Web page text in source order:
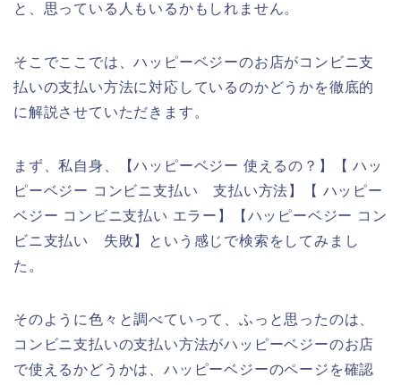
と、思っている人もいるかもしれません。
そこでここでは、ハッピーベジーのお店がコンビニ支
払いの支払い方法に対応しているのかどうかを徹底的
に解説させていただきます。
まず、私自身、【ハッピーベジー 使えるの？】【 ハッ
ピーベジー コンビニ支払い 支払い方法】【 ハッピー
ベジー コンビニ支払い エラー】【ハッピーベジー コン
ビニ支払い 失敗】という感じで検索をしてみまし
た。
そのように色々と調べていって、ふっと思ったのは、
コンビニ支払いの支払い方法がハッピーベジーのお店
で使えるかどうかは、ハッピーベジーのページを確認